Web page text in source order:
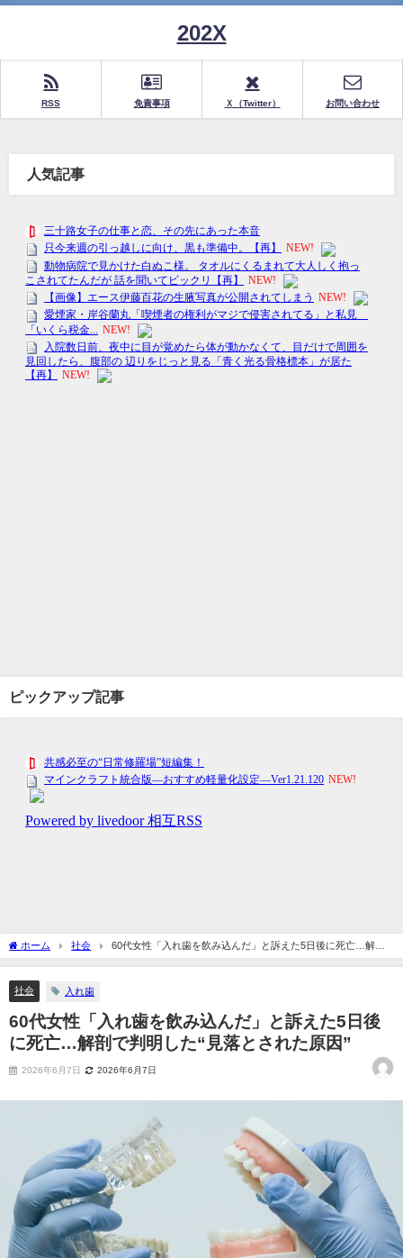
202X
RSS 免責事項 Ｘ（Twitter） お問い合わせ
人気記事
ピックアップ記事
ホーム 社会
60代女性「入れ歯を飲み込んだ」と訴えた5日後に死亡…解剖
で判明した“見落とされた原因”
社会 入れ歯
60代女性「入れ歯を飲み込んだ」と訴えた5日後
に死亡…解剖で判明した“見落とされた原因”
2026年6月7日 2026年6月7日